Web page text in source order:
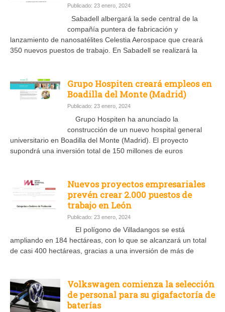
Publicado: 23 enero, 2024
Sabadell albergará la sede central de la
compañía puntera de fabricación y
lanzamiento de nanosatélites Celestia Aerospace que creará
350 nuevos puestos de trabajo. En Sabadell se realizará la
Grupo Hospiten creará empleos en
Boadilla del Monte (Madrid)
Publicado: 23 enero, 2024
Grupo Hospiten ha anunciado la
construcción de un nuevo hospital general
universitario en Boadilla del Monte (Madrid). El proyecto
supondrá una inversión total de 150 millones de euros
Nuevos proyectos empresariales
prevén crear 2.000 puestos de
trabajo en León
Publicado: 23 enero, 2024
El polígono de Villadangos se está
ampliando en 184 hectáreas, con lo que se alcanzará un total
de casi 400 hectáreas, gracias a una inversión de más de
Volkswagen comienza la selección
de personal para su gigafactoría de
baterías